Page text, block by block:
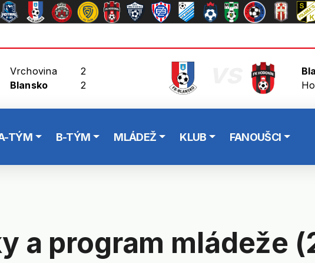
Vrchovina
Blansko
2
2
TÝM B-TÝM MLÁDEŽ KLUB FANOUŠCI
a program mládeže